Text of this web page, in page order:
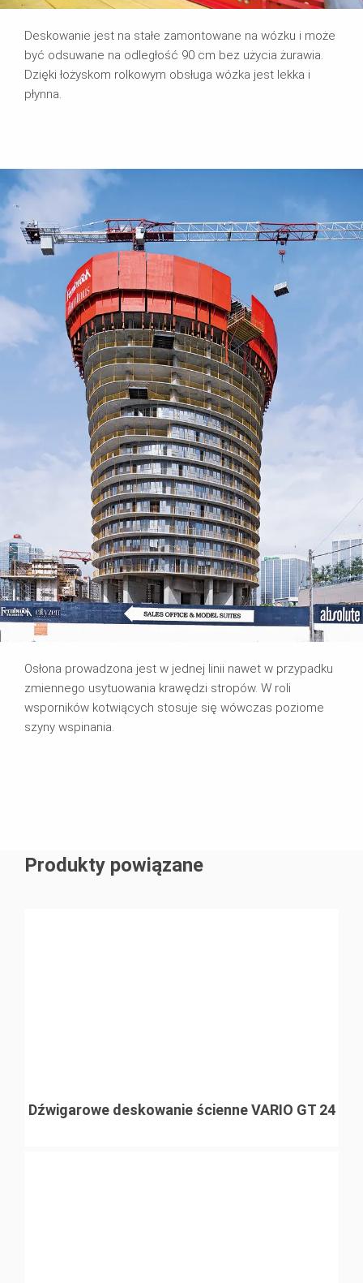
Deskowanie jest na stałe zamontowane na wózku i może
być odsuwane na odległość 90 cm bez użycia żurawia.
Dzięki łożyskom rolkowym obsługa wózka jest lekka i
płynna.
Osłona prowadzona jest w jednej linii nawet w przypadku
zmiennego usytuowania krawędzi stropów. W roli
wsporników kotwiących stosuje się wówczas poziome
szyny wspinania.
Produkty powiązane
Dźwigarowe deskowanie ścienne VARIO GT 24